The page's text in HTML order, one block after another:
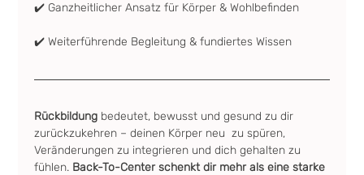
✔️ Ganzheitlicher Ansatz für Körper & Wohlbefinden
✔️ Weiterführende Begleitung & fundiertes Wissen
Rückbildung bedeutet, bewusst und gesund zu dir
zurückzukehren – deinen Körper neu  zu spüren,
Veränderungen zu integrieren und dich gehalten zu
fühlen. Back-To-Center schenkt dir mehr als eine starke